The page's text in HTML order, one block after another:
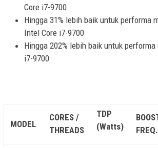
Core i7-9700
Hingga 31% lebih baik untuk performa
Intel Core i7-9700
Hingga 202% lebih baik untuk
i7-9700
MODEL
CORES /
THREADS
TDP
(Watts)